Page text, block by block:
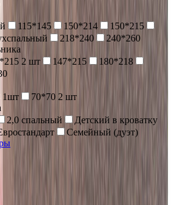
115*145 150*214
150*215
218*240
240*260
2 шт 147*215
180*218
1шт
70*70 2 шт
2,0 спальный
Детский в кроватку
Семейный (дуэт)